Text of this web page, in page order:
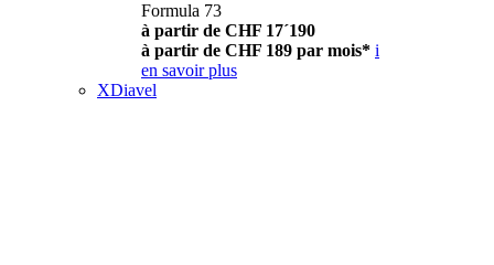
Formula 73
à partir de CHF 17´190
à partir de CHF 189 par mois* i
en savoir plus
XDiavel